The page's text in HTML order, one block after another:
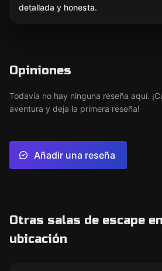
detallada y honesta.
Opiniones
Todavía no hay ninguna reseña aquí.
aventura y deja la primera reseña!
Añadir una reseña
Otras salas de escape
ubicación